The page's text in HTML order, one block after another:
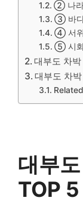
② 나라
③ 바다
④ 서위
⑤ 시화
대부도 차
대부도 차
Related
대부
TOP 5